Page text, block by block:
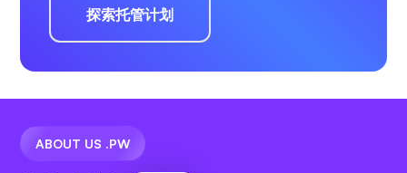
探索托管计划
ABOUT US .PW